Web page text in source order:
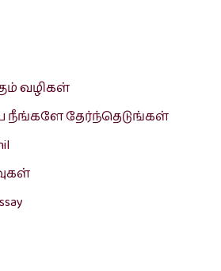
வழிகள்
தேர்ந்தெடுங்கள்